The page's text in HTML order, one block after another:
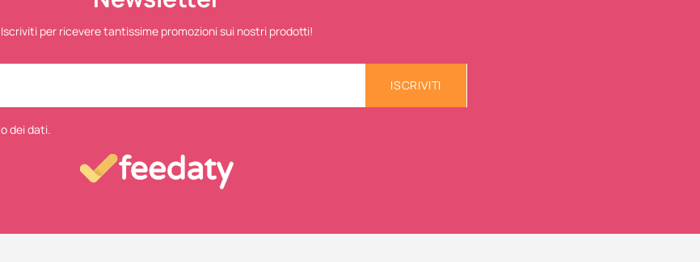
Iscriviti per ricevere tantissime promozioni sui nostri prodotti!
ISCRIVITI
dei dati.